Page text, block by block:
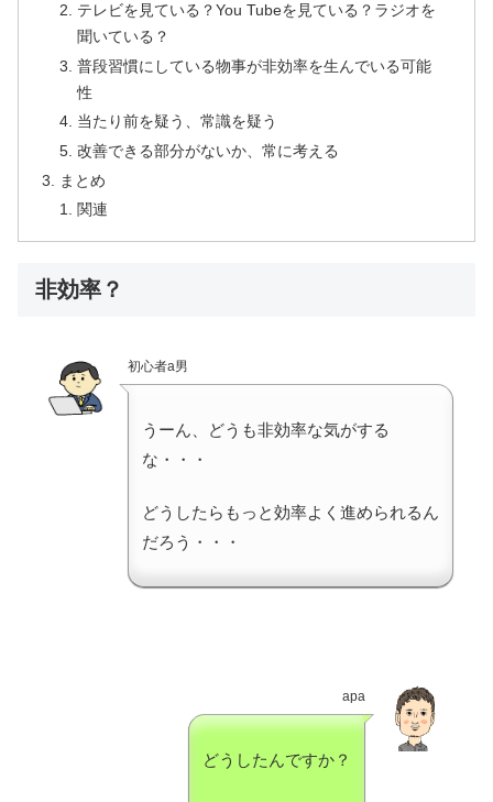
テレビを見ている？You Tubeを見ている？ラジオを
聞いている？
普段習慣にしている物事が非効率を生んでいる可能
性
当たり前を疑う、常識を疑う
改善できる部分がないか、常に考える
まとめ
関連
非効率？
初心者a男
うーん、どうも非効率な気がする
な・・・
どうしたらもっと効率よく進められるん
だろう・・・
apa
どうしたんですか？